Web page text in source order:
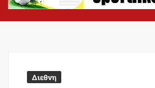
Διεθνη